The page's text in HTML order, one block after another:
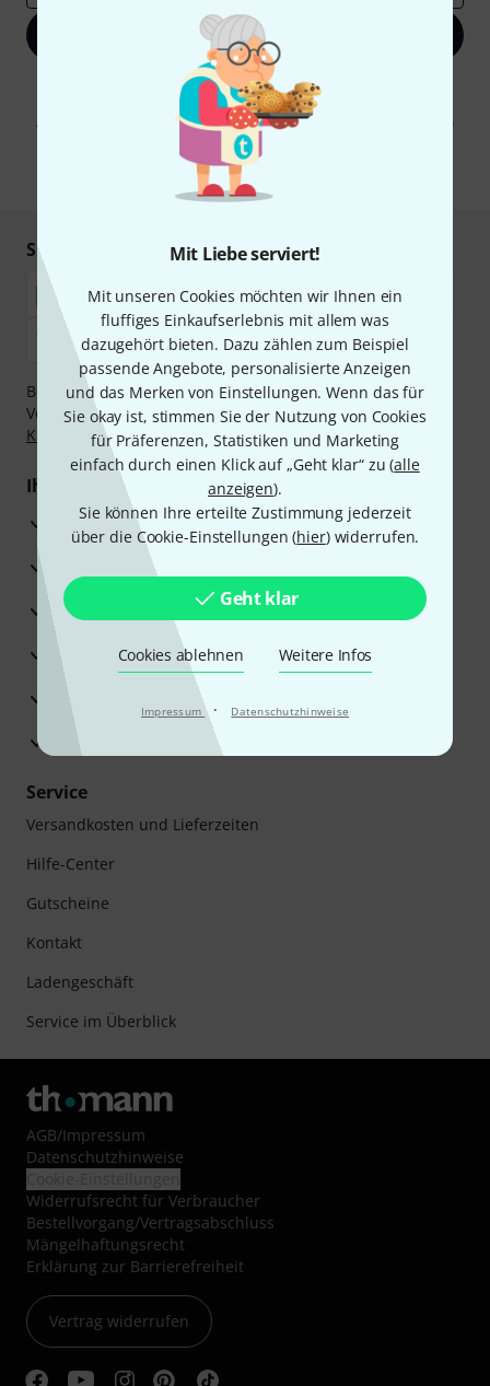
Mit Liebe serviert!
Mit unseren Cookies möchten wir Ihnen ein
fluffiges Einkaufserlebnis mit allem was
dazugehört bieten. Dazu zählen zum Beispiel
passende Angebote, personalisierte Anzeigen
und das Merken von Einstellungen. Wenn das für
Sie okay ist, stimmen Sie der Nutzung von Cookies
für Präferenzen, Statistiken und Marketing
einfach durch einen Klick auf „Geht klar“ zu (alle
anzeigen).
Sie können Ihre erteilte Zustimmung jederzeit
über die Cookie-Einstellungen (hier) widerrufen.
Geht klar
Cookies ablehnen Weitere Infos
Impressum · Datenschutzhinweise
Jetzt anmelden
Mit Klick auf „Jetzt anmelden“ stimmen Sie dem Erhalt von E-Mail-
Werbung und einer Messung des E-Mail-Nutzungsverhaltens zu. Die
Abmeldung ist jederzeit möglich. Weitere Informationen finden Sie in
Datenschutzhinweisen
* Pflichtfeld
Sicher einkaufen & bezahlen
Bezahlen Sie vertraulich und sicher per Nachnahme,
Vorkasse, PayPal, Amazon Pay,Klarna Sofort bezahlen,
Klarna Ratenzahlungoder Kreditkarte.
Ihre Vorteile
3 Jahre Thomann Garantie
30 Tage Money-Back-Garantie
Reparaturservice
Beratung durch Fachexperten
Zufriedenheitsgarantie
Europas größtes Versandlager
Service
Versandkosten und Lieferzeiten
Hilfe-Center
Gutscheine
Kontakt
Ladengeschäft
Service im Überblick
AGB/Impressum
Datenschutzhinweise
Widerrufsrecht für Verbraucher
Bestellvorgang/Vertragsabschluss
Mängelhaftungsrecht
Erklärung zur Barrierefreiheit
Vertrag widerrufen